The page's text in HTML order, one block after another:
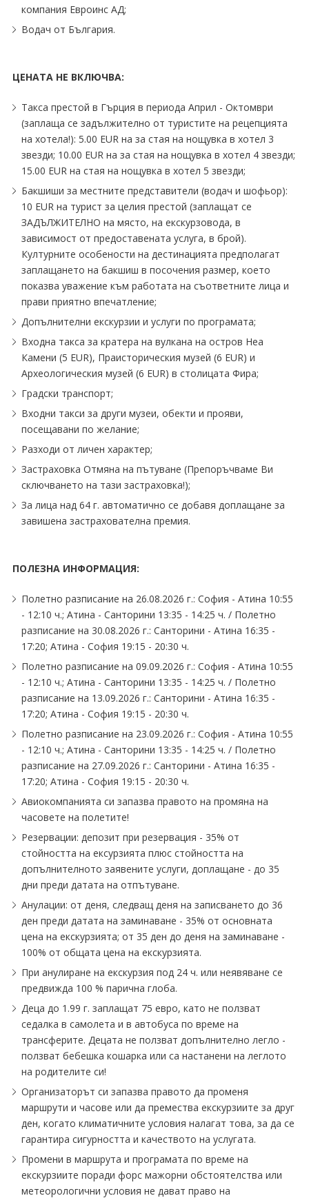
компания Евроинс АД;
Водач от България.
ЦЕНАТА НЕ ВКЛЮЧВА:
Такса престой в Гърция в периода Април - Октомври
(заплаща се задължително от туристите на рецепцията
на хотела!): 5.00 EUR на за стая на нощувка в хотел 3
звезди; 10.00 EUR на за стая на нощувка в хотел 4 звезди;
15.00 EUR на стая на нощувка в хотел 5 звезди;
Бакшиши за местните представители (водач и шофьор):
10 EUR на турист за целия престой (заплащат се
ЗАДЪЛЖИТЕЛНО на място, на екскурзовода, в
зависимост от предоставената услуга, в брой).
Културните особености на дестинацията предполагат
заплащането на бакшиш в посочения размер, което
показва уважение към работата на съответните лица и
прави приятно впечатление;
Допълнителни екскурзии и услуги по програмата;
Входна такса за кратера на вулкана на остров Неа
Камени (5 EUR), Праисторическия музей (6 EUR) и
Археологическия музей (6 EUR) в столицата Фира;
Градски транспорт;
Входни такси за други музеи, обекти и прояви,
посещавани по желание;
Разходи от личен характер;
Застраховка Отмяна на пътуване (Препоръчваме Ви
сключването на тази застраховка!);
За лица над 64 г. автоматично се добавя доплащане за
завишена застрахователна премия.
ПОЛЕЗНА ИНФОРМАЦИЯ:
Полетно разписание на 26.08.2026 г.: София - Атина 10:55
- 12:10 ч.; Атина - Санторини 13:35 - 14:25 ч. ∕ Полетно
разписание на 30.08.2026 г.: Санторини - Атина 16:35 -
17:20; Атина - София 19:15 - 20:30 ч.
Полетно разписание на 09.09.2026 г.: София - Атина 10:55
- 12:10 ч.; Атина - Санторини 13:35 - 14:25 ч. ∕ Полетно
разписание на 13.09.2026 г.: Санторини - Атина 16:35 -
17:20; Атина - София 19:15 - 20:30 ч.
Полетно разписание на 23.09.2026 г.: София - Атина 10:55
- 12:10 ч.; Атина - Санторини 13:35 - 14:25 ч. ∕ Полетно
разписание на 27.09.2026 г.: Санторини - Атина 16:35 -
17:20; Атина - София 19:15 - 20:30 ч.
Авиокомпанията си запазва правото на промяна на
часовете на полетите!
Резервации: депозит при резервация - 35% от
стойността на ексурзията плюс стойността на
допълнителното заявените услуги, доплащане - до 35
дни преди датата на отпътуване.
Анулации: от деня, следващ деня на записването до 36
ден преди датата на заминаване - 35% от основната
цена на екскурзията; от 35 ден до деня на заминаване -
100% от общата цена на екскурзията.
При анулиране на екскурзия под 24 ч. или неявяване се
предвижда 100 % парична глоба.
Деца до 1.99 г. заплащат 75 евро, като не ползват
седалка в самолета и в автобуса по време на
трансферите. Децата не ползват допълнително легло -
ползват бебешка кошарка или са настанени на леглото
на родителите си!
Организаторът си запазва правото да променя
маршрути и часове или да премества екскурзиите за друг
ден, когато климатичните условия налагат това, за да се
гарантира сигурността и качеството на услугата.
Промени в маршрута и програмата по време на
екскурзиите поради форс мажорни обстоятелства или
метеорологични условия не дават право на